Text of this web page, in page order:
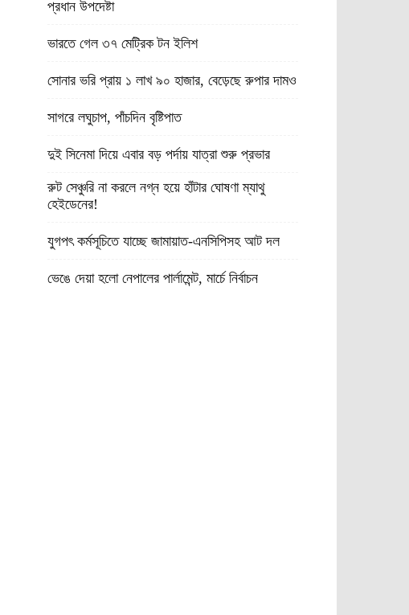
প্রধান উপদেষ্টা
ভারতে গেল ৩৭ মেট্রিক টন ইলিশ
সোনার ভরি প্রায় ১ লাখ ৯০ হাজার, বেড়েছে রুপার দামও
সাগরে লঘুচাপ, পাঁচদিন বৃষ্টিপাত
দুই সিনেমা দিয়ে এবার বড় পর্দায় যাত্রা শুরু প্রভার
রুট সেঞ্চুরি না করলে নগ্ন হয়ে হাঁটার ঘোষণা ম্যাথু
হেইডেনের!
যুগপৎ কর্মসূচিতে যাচ্ছে জামায়াত-এনসিপিসহ আট দল
ভেঙে দেয়া হলো নেপালের পার্লামেন্ট, মার্চে নির্বাচন